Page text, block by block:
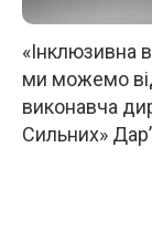
«Інклюзивна
ми можемо
виконавча
Сильних»